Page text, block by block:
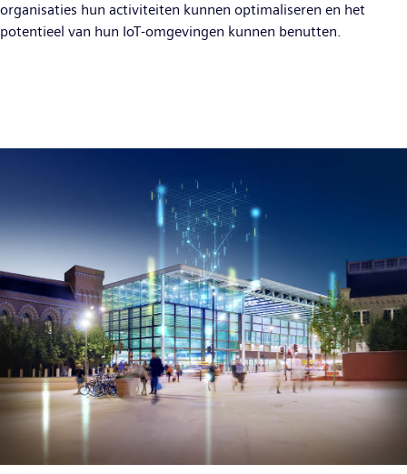
organisaties hun activiteiten kunnen optimaliseren en het
potentieel van hun IoT-omgevingen kunnen benutten.